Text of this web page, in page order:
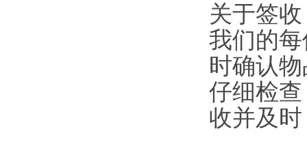
关于签收
我们的
时确认
仔细检
收并及